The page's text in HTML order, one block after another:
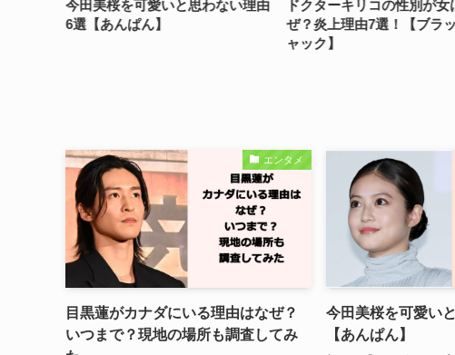
今田美桜を可愛いと思わない理由
6選【あんぱん】
ドクターキリコの性別が女
ぜ？炎上理由7選！【ブラ
ャック】
エンタメ
目黒蓮がカナダにいる理由はなぜ？
いつまで？現地の場所も調査してみ
今田美桜を可愛い
【あんぱん】